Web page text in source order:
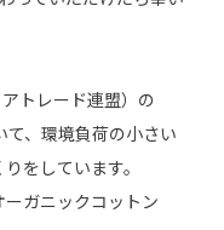
トレード連盟）の
て、環境負荷の小さい
をしています。
ガニックコットン